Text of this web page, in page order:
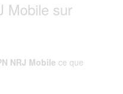
Mobile sur
NRJ Mobile ce que